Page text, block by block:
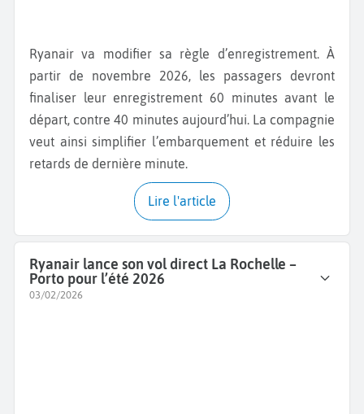
Ryanair va modifier sa règle d’enregistrement. À
partir de novembre 2026, les passagers devront
finaliser leur enregistrement 60 minutes avant le
départ, contre 40 minutes aujourd’hui. La compagnie
veut ainsi simplifier l’embarquement et réduire les
retards de dernière minute.
Lire l'article
Ryanair lance son vol direct La Rochelle –
Porto pour l’été 2026
03/02/2026